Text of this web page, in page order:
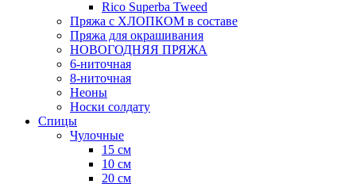
Rico Superba Tweed
Пряжа с ХЛОПКОМ в составе
Пряжа для окрашивания
НОВОГОДНЯЯ ПРЯЖА
6-ниточная
8-ниточная
Неоны
Носки солдату
Спицы
Чулочные
15 см
10 см
20 см